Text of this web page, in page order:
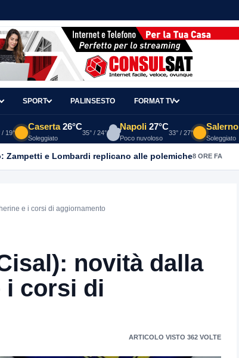
SPORT PALINSESTO FORMAT TV
/ 19°
Caserta 26°C
Soleggiato
35° / 24°
Napoli 27°C
Poco nuvoloso
33° / 27°
Salerno
Soleggiato
Zampetti e Lombardi replicano alle polemiche8 ORE FA
e i corsi di aggiornamento
novità dalla
i corsi di
ARTICOLO VISTO 362 VOLTE